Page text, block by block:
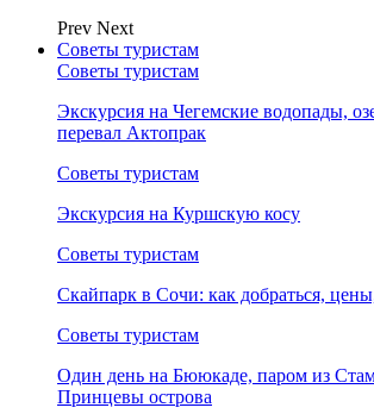
Prev Next
Советы туристам
Советы туристам
Экскурсия на Чегемские водопады,
перевал Актопрак
Советы туристам
Экскурсия на Куршскую косу
Советы туристам
Скайпарк в Сочи: как добраться,
Советы туристам
Один день на Бююкаде, паром из
Принцевы острова